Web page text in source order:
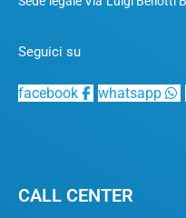
Seguici su
facebook whatsapp
CALL CENTER